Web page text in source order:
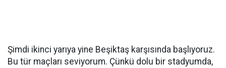
Şimdi ikinci yarıya yine Beşiktaş karşısında başlıyoruz.
Bu tür maçları seviyorum. Çünkü dolu bir stadyumda,